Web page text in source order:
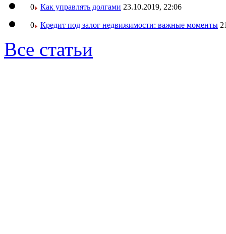
0 Как управлять долгами 23.10.2019, 22:06
0 Кредит под залог недвижимости: важные моменты
Все статьи